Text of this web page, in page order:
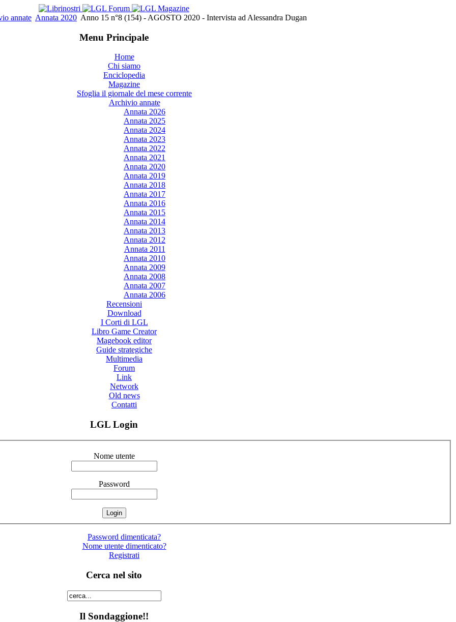
annate Annata 2020 Anno 15 n°8 (154) - AGOSTO 2020 - Intervista ad Alessandra Dugan
Menu Principale
Home
Chi siamo
Enciclopedia
Magazine
Sfoglia il giornale del mese corrente
Archivio annate
Annata 2026
Annata 2025
Annata 2024
Annata 2023
Annata 2022
Annata 2021
Annata 2020
Annata 2019
Annata 2018
Annata 2017
Annata 2016
Annata 2015
Annata 2014
Annata 2013
Annata 2012
Annata 2011
Annata 2010
Annata 2009
Annata 2008
Annata 2007
Annata 2006
Recensioni
Download
I Corti di LGL
Libro Game Creator
Magebook editor
Guide strategiche
Multimedia
Forum
Link
Network
Old news
Contatti
LGL Login
Nome utente
Password
Password dimenticata?
Nome utente dimenticato?
Registrati
Cerca nel sito
Il Sondaggione!!